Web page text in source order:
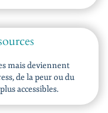
mais deviennent
de la peur ou du
accessibles.